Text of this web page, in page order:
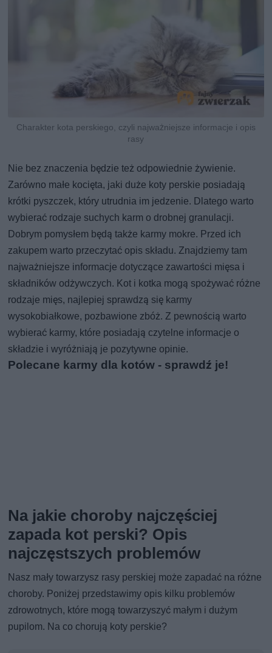
Charakter kota perskiego, czyli najważniejsze informacje i opis
rasy
Nie bez znaczenia będzie też odpowiednie żywienie.
Zarówno małe kocięta, jaki duże koty perskie posiadają
krótki pyszczek, który utrudnia im jedzenie. Dlatego warto
wybierać rodzaje suchych karm o drobnej granulacji.
Dobrym pomysłem będą także karmy mokre. Przed ich
zakupem warto przeczytać opis składu. Znajdziemy tam
najważniejsze informacje dotyczące zawartości mięsa i
składników odżywczych. Kot i kotka mogą spożywać różne
rodzaje mięs, najlepiej sprawdzą się karmy
wysokobiałkowe, pozbawione zbóż. Z pewnością warto
wybierać karmy, które posiadają czytelne informacje o
składzie i wyróżniają je pozytywne opinie.
Polecane karmy dla kotów - sprawdź je!
Na jakie choroby najczęściej
zapada kot perski? Opis
najczęstszych problemów
Nasz mały towarzysz rasy perskiej może zapadać na różne
choroby. Poniżej przedstawimy opis kilku problemów
zdrowotnych, które mogą towarzyszyć małym i dużym
pupilom. Na co chorują koty perskie?